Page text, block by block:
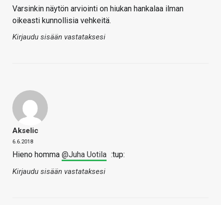
Varsinkin näytön arviointi on hiukan hankalaa ilman
oikeasti kunnollisia vehkeitä.
Kirjaudu sisään vastataksesi
Akselic
6.6.2018
Hieno homma @Juha Uotila :tup:
Kirjaudu sisään vastataksesi